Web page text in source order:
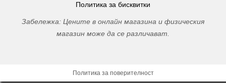
Политика за бисквитки
Забележка: Цените в онлайн магазина и физическия
магазин може да се различават.
Политика за поверителност